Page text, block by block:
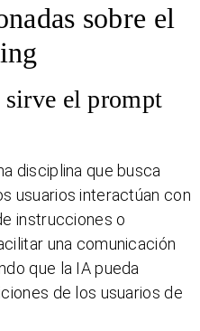
sobre el
sirve el prompt
disciplina que busca
usuarios interactúan con
instrucciones o
una comunicación
que la IA pueda
de los usuarios de